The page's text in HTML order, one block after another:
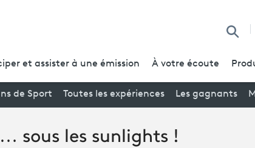
et assister à une émission À votre écoute
de Sport Toutes les expériences Les gagnants
sous les sunlights !